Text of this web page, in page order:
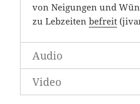
von Neigungen und
zu Lebzeitenbefreit
Audio
Video